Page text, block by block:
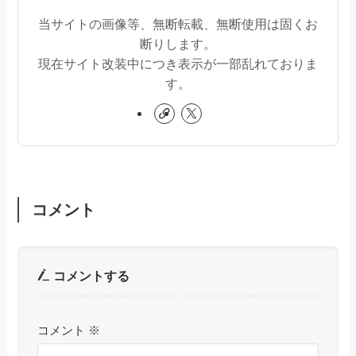
当サイトの画像等、無断転載、無断使用は固くお
断りします。
現在サイト改装中につき表示が一部乱れておりま
す。
コメント
コメントする
コメント ※